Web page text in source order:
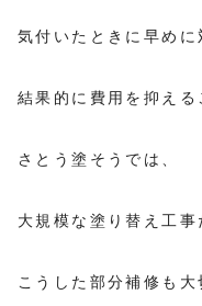
気付いたときに早めに
結果的に費用を抑え
さとう塗そうでは、
大規模な塗り替え工事
こうした部分補修も